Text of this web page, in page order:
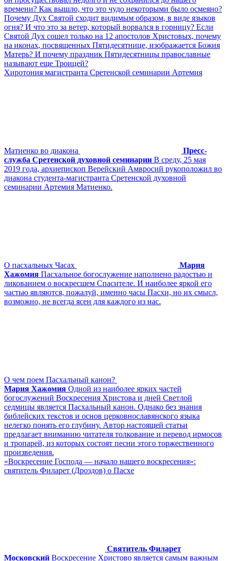
времени? Как вышло, что это чудо некоторыми было осмеяно?
Почему Дух Святой сходит видимым образом, в виде языков
огня? И что это за ветер, который ворвался в горницу? Если
Святой Дух сошел только на 12 апостолов Христовых, почему
на иконах, посвященных Пятидесятнице, изображается Божия
Матерь? И почему праздник Пятидесятницы православные
называют еще Троицей?
Хиротония магистранта Сретенской семинарии Артемия
Матиенко во диакона
Пресс-
служба Сретенской духовной семинарии В среду, 25 мая
2019 года, архиепископ Верейский Амвросий рукоположил во
диакона студента-магистранта Сретенской духовной
семинарии Артемия Матиенко.
О пасхальных Часах
Мария
Хажомия Пасхальное богослужение наполнено радостью и
ликованием о воскресшем Спасителе. И наиболее яркой его
частью являются, пожалуй, именно часы Пасхи, но их смысл,
возможно, не всегда ясен для каждого из нас.
О чем поем Пасхальный канон?
Мария Хажомия Одной из наиболее ярких частей
богослужений Воскресения Христова и дней Светлой
седмицы является Пасхальный канон. Однако без знания
библейских текстов и основ церковнославянского языка
нелегко понять его глубину. Автор настоящей статьи
предлагает вниманию читателя толкование и перевод ирмосов
и тропарей, из которых состоят песни этого торжественного
произведения.
«Воскресение Господа — начало нашего воскресения»:
святитель Филарет (Дроздов) о Пасхе
Святитель Филарет
Московский Воскресение Христово является самым важным